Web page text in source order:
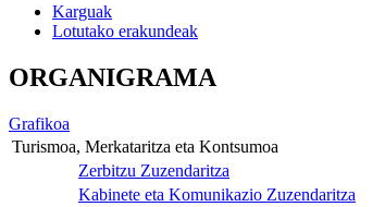
Karguak
Lotutako erakundeak
ORGANIGRAMA
Grafikoa
Turismoa, Merkataritza eta Kontsumoa
Zerbitzu Zuzendaritza
Kabinete eta Komunikazio Zuzendaritza